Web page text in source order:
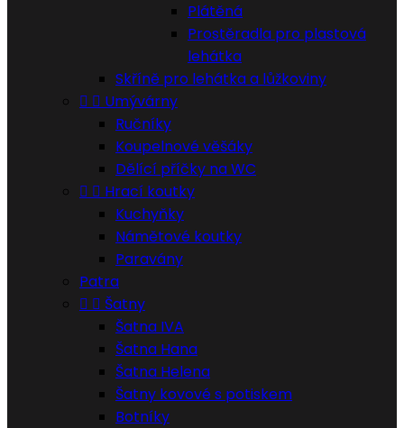
Plátěná
Prostěradla pro plastová
lehátka
Skříně pro lehátka a lůžkoviny
  Umývárny
Ručníky
Koupelnové věšáky
Dělící příčky na WC
  Hrací koutky
Kuchyňky
Námětové koutky
Paravány
Patra
  Šatny
Šatna IVA
Šatna Hana
Šatna Helena
Šatny kovové s potiskem
Botníky